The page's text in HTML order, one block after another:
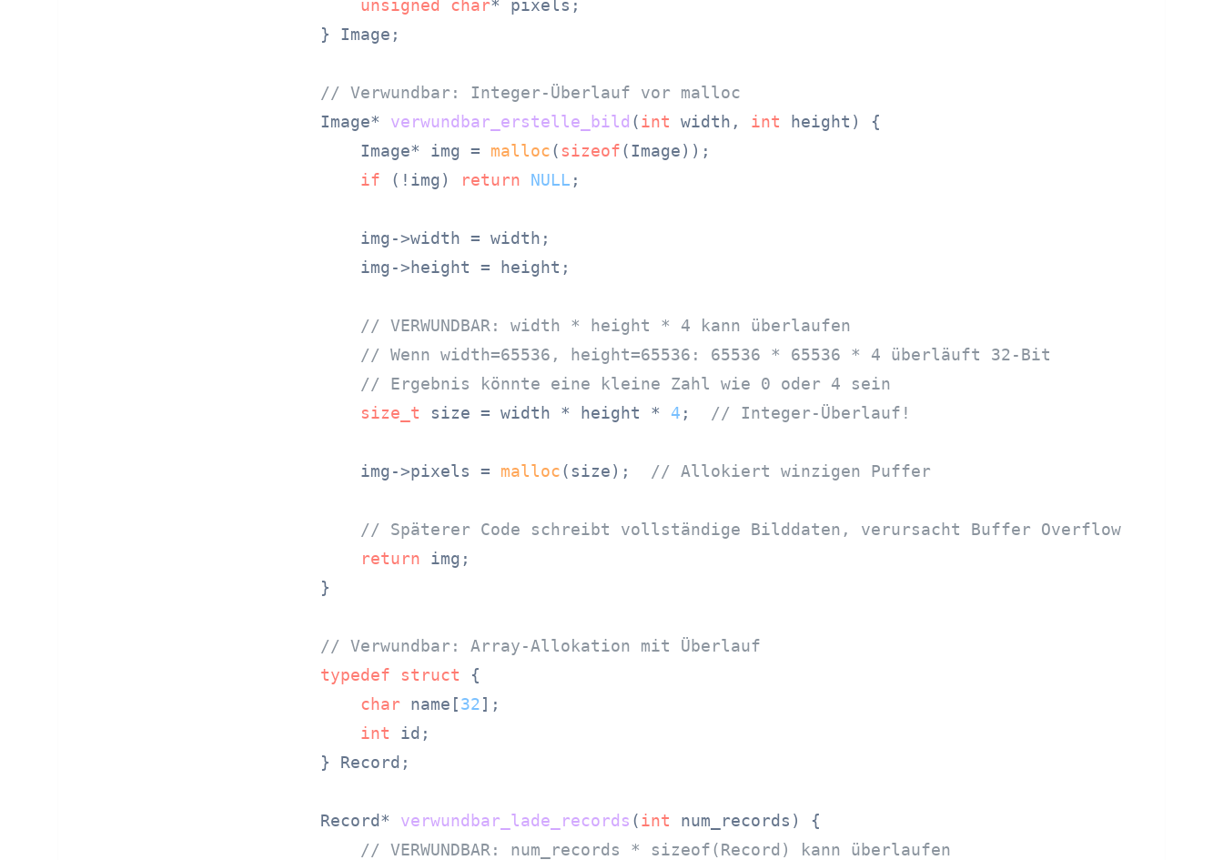
unsigned
char* pixels;
} Image;
// Verwundbar: Integer-Überlauf vor malloc
Image* verwundbar_erstelle_bild (int width, int height)
{
    Image* img =
malloc( sizeof(Image));
if (!img) return NULL ;
    img->width = width;
    img->height = height;
// VERWUNDBAR: width * height * 4 kann überlaufen
// Wenn width=65536, height=65536: 65536 * 65536 * 4 überläuft 32-Bit
// Ergebnis könnte eine kleine Zahl wie 0 oder 4 sein
size_t size = width * height * 4 ; // Integer-Überlauf!
    img->pixels =
malloc(size); // Allokiert winzigen Puffer
// Späterer Code schreibt vollständige Bilddaten, verursacht Buffer Overflow
return img;
}
// Verwundbar: Array-Allokation mit Überlauf
typedef
struct {
char name[32];
int id;
} Record;
Record* verwundbar_lade_records (int num_records)
{
// VERWUNDBAR: num_records * sizeof(Record) kann überlaufen